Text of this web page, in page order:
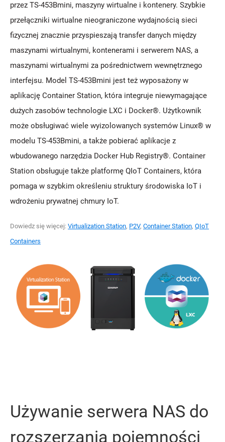
przez TS-453Bmini, maszyny wirtualne i kontenery. Szybkie
przełączniki wirtualne nieograniczone wydajnością sieci
fizycznej znacznie przyspieszają transfer danych między
maszynami wirtualnymi, kontenerami i serwerem NAS, a
maszynami wirtualnymi za pośrednictwem wewnętrznego
interfejsu. Model TS-453Bmini jest też wyposażony w
aplikację Container Station, która integruje niewymagające
dużych zasobów technologie LXC i Docker®. Użytkownik
może obsługiwać wiele wyizolowanych systemów Linux® w
modelu TS-453Bmini, a także pobierać aplikacje z
wbudowanego narzędzia Docker Hub Registry®. Container
Station obsługuje także platformę QIoT Containers, która
pomaga w szybkim określeniu struktury środowiska IoT i
wdrożeniu prywatnej chmury IoT.
Dowiedz się więcej: Virtualization Station, P2V, Container Station, QIoT
Containers
Używanie serwera NAS do
rozszerzania pojemności